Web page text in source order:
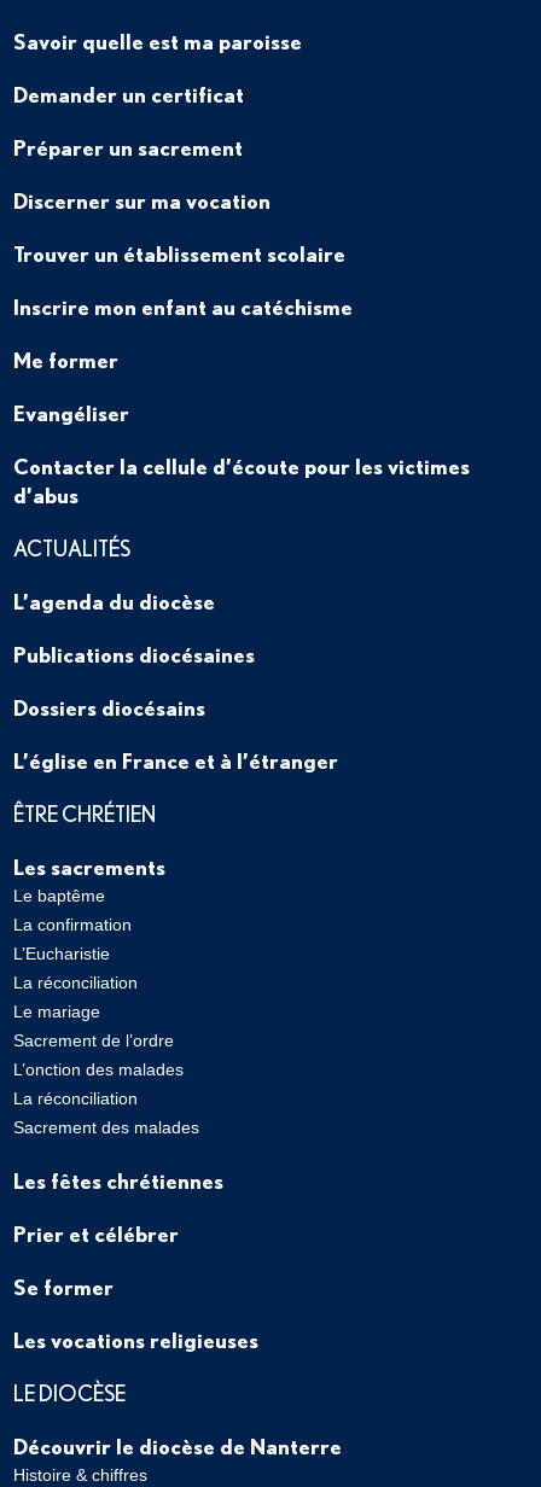
Savoir quelle est ma paroisse
Demander un certificat
Préparer un sacrement
Discerner sur ma vocation
Trouver un établissement scolaire
Inscrire mon enfant au catéchisme
Me former
Evangéliser
Contacter la cellule d’écoute pour les victimes
d’abus
ACTUALITÉS
L’agenda du diocèse
Publications diocésaines
Dossiers diocésains
L’église en France et à l’étranger
ÊTRE CHRÉTIEN
Les sacrements
Le baptême
La confirmation
L’Eucharistie
La réconciliation
Le mariage
Sacrement de l’ordre
L’onction des malades
La réconciliation
Sacrement des malades
Les fêtes chrétiennes
Prier et célébrer
Se former
Les vocations religieuses
LE DIOCÈSE
Découvrir le diocèse de Nanterre
Histoire & chiffres